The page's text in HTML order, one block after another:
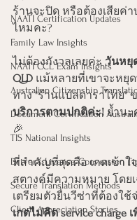
NAATI Certification Updates
Family Law Insights
NAATI CCL Exam Insights
Australian Citizenship
Document Certification
TIS National Insights
Driver's License Conversion
Secure Translation Methods
Client Appreciation Stories
ร้านจะปิด หรือต้องเสียค่า
ไหมคะ?
ไม่ต้องกังวลเลยค่ะ วันหยุ
QLD แม้หลายที่เขาจะหยุ
ทาง "ร้านแปลดาราไทย" ข
บริการตามปกติค่ะ! ย้ำนะ
🎉
ที่สำคัญที่สุดคือ เกดเข้าใ
สตางค์มีความหมาย โดย
เตรียมตัวยื่นวีซ่าที่ต้องใช้
เกดไม่คิด service charge